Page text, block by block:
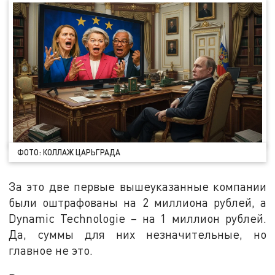
ФОТО: КОЛЛАЖ ЦАРЬГРАДА
За это две первые вышеуказанные компании
были оштрафованы на 2 миллиона рублей, а
Dynamic Technologie – на 1 миллион рублей.
Да, суммы для них незначительные, но
главное не это.